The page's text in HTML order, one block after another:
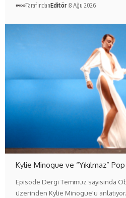
TarafındanEditör 8 Ağu 2026
Kylie Minogue ve “Yıkılmaz”
Episode Dergi Temmuz sayısında
üzerinden Kylie Minogue'u anlatıyor.